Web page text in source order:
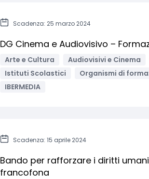
Scadenza: 25 marzo 2024
DG Cinema e Audiovisivo –
Arte e Cultura Audiovisivi e Cinema
Istituti Scolastici
Organismi di
IBERMEDIA
Scadenza: 15 aprile 2024
Bando per rafforzare i diritti
francofona